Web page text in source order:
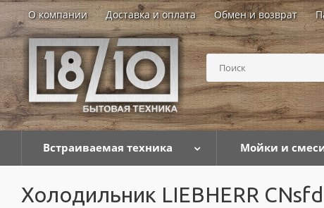
О компании Доставка и оплата Обмен и возврат
Встраиваемая техника Мойки и
Холодильник LIEBHERR